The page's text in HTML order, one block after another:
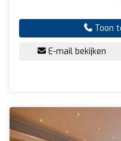
Toon
E-mail bekijken